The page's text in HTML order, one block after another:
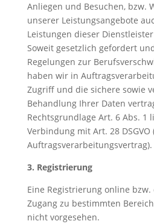
Anliegen und Besuchen, bzw.
unserer Leistungsangebote
Leistungen dieser
Soweit gesetzlich gefordert
Regelungen zur
haben wir in
Zugriff und die sichere sowie
Behandlung Ihrer Daten
Rechtsgrundlage Art. 6 Abs. 1
Verbindung mit Art. 28 DSGVO
Auftragsverarbeitungsvertrag).
3. Registrierung
Eine Registrierung online
Zugang zu bestimmten
nicht vorgesehen.